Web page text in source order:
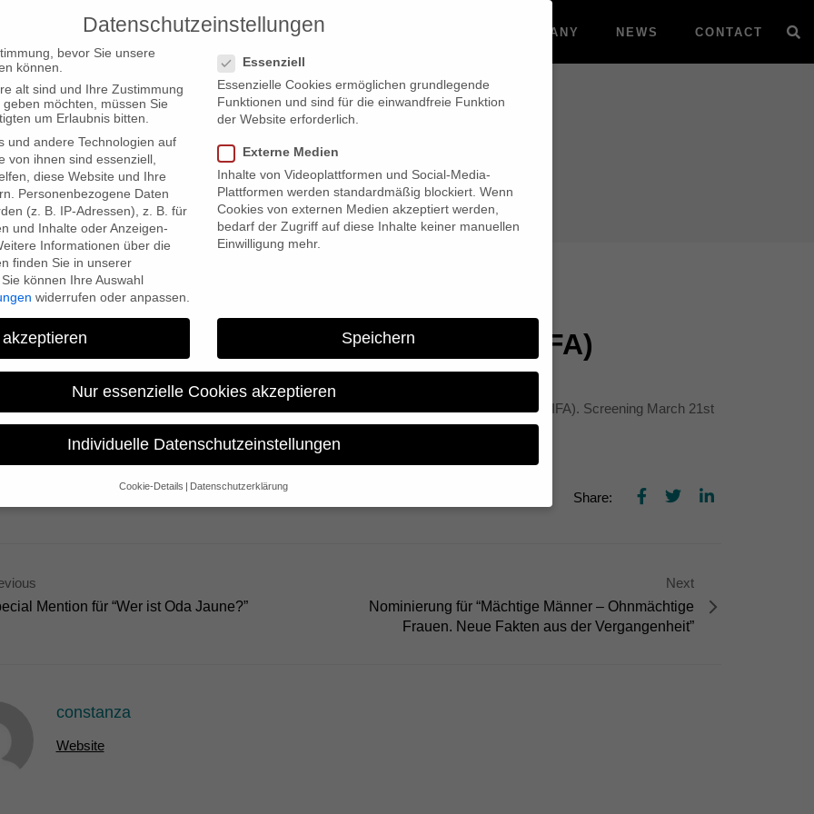
PRODUCTIONS COMPANY NEWS CONTACT
(FIFA)
Premiere Tintoretto in Canada (FIFA)
– The Man Who Killed Painting was selected at the Festival International du Film sur l’Art (FIFA). Screening March 21st
Share:
Mention für “Wer ist Oda Jaune?”
Next
Nominierung für “Mächtige Männer – Ohnmächtige
Frauen. Neue Fakten aus der Vergangenheit”
constanza
Website
Datenschutzeinstellungen
bevor Sie unsere
können.
alt sind und Ihre Zustimmung
möchten, müssen Sie
um Erlaubnis bitten.
und andere Technologien auf
von ihnen sind essenziell,
diese Website und Ihre
Personenbezogene Daten
(z. B. IP-Adressen), z. B. für
und Inhalte oder Anzeigen-
Informationen über die
finden Sie in unserer
Sie können Ihre Auswahl
widerrufen oder anpassen.
Essenziell
Essenzielle Cookies ermöglichen grundlegende
Funktionen und sind für die einwandfreie Funktion
der Website erforderlich.
Externe Medien
Inhalte von Videoplattformen und Social-Media-
Plattformen werden standardmäßig blockiert. Wenn
Cookies von externen Medien akzeptiert werden,
bedarf der Zugriff auf diese Inhalte keiner manuellen
Einwilligung mehr.
Speichern
Nur essenzielle Cookies akzeptieren
Individuelle Datenschutzeinstellungen
Cookie-Details Datenschutzerklärung
Datenschutzeinstellungen
Website und Ihre Erfahrung zu verbessern.
z. B. für personalisierte Anzeigen und Inhalte oder Anzeigen- und Inhaltsmessung.
die Verwendung Ihrer Daten finden Sie in unserer
Datenschutzerklärung.
Informationen anzeigen lassen und so nur bestimmte Cookies auswählen.
grundlegende Funktionen und sind für die einwandfreie Funktion der Website erforderlich.